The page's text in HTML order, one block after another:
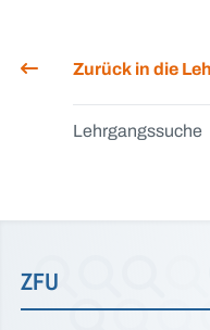
Zurück in die
Lehrgangssuche
ZFU